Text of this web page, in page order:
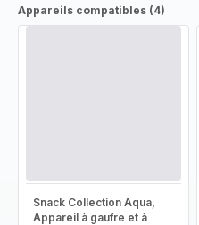
Appareils compatibles (4)
Snack Collection Aqua,
Appareil à gaufre et à